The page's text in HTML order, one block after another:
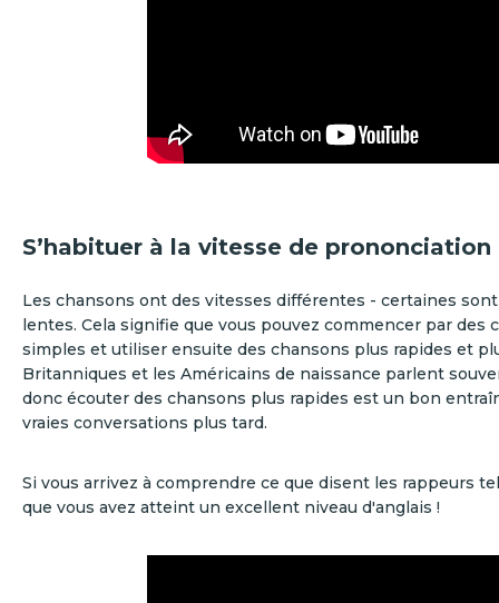
S’habituer à la vitesse de prononciation
Les chansons ont des vitesses différentes - certaines
lentes. Cela signifie que vous pouvez commencer par des
simples et utiliser ensuite des chansons plus rapides et
Britanniques et les Américains de naissance parlent
donc écouter des chansons plus rapides est un bon
vraies conversations plus tard.
Si vous arrivez à comprendre ce que disent les rappeurs
que vous avez atteint un excellent niveau d'anglais !